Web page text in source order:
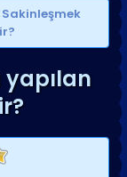
Sakinleşmek
yapılan